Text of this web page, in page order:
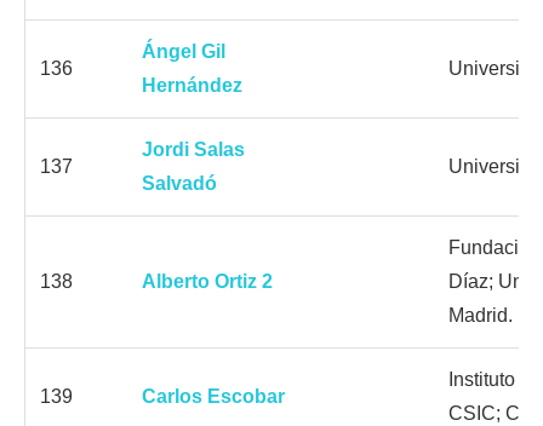
136
Ángel Gil
Hernández
137
Jordi Salas
Salvadó
138 Alberto Ortiz 2
Díaz;
Madrid.
139 Carlos Escobar
Instituto
CSIC;